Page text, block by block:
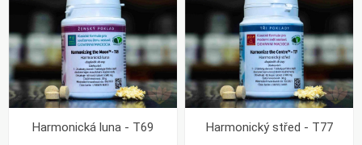
Harmonická luna - T69 Harmonický střed - T77